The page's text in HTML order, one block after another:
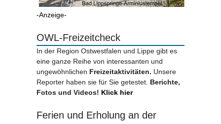
-Anzeige-
OWL-Freizeitcheck
In der Region Ostwestfalen und Lippe gibt es
eine ganze Reihe von interessanten und
ungewöhnlichen Freizeitaktivitäten. Unsere
Reporter haben sie für Sie getestet. Berichte,
Fotos und Videos! Klick hier
Ferien und Erholung an der